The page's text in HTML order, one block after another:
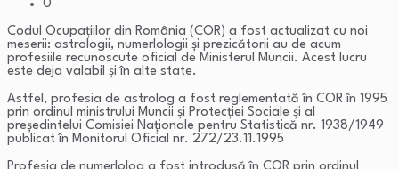
0
Codul Ocupațiilor din România (COR) a fost actualizat cu noi
meserii: astrologii, numerlologii și prezicătorii au de acum
profesiile recunoscute oficial de Ministerul Muncii. Acest lucru
este deja valabil și în alte state.
Astfel, profesia de astrolog a fost reglementată în COR în 1995
prin ordinul ministrului Muncii și Protecției Sociale și al
președintelui Comisiei Naționale pentru Statistică nr. 1938/1949
publicat în Monitorul Oficial nr. 272/23.11.1995